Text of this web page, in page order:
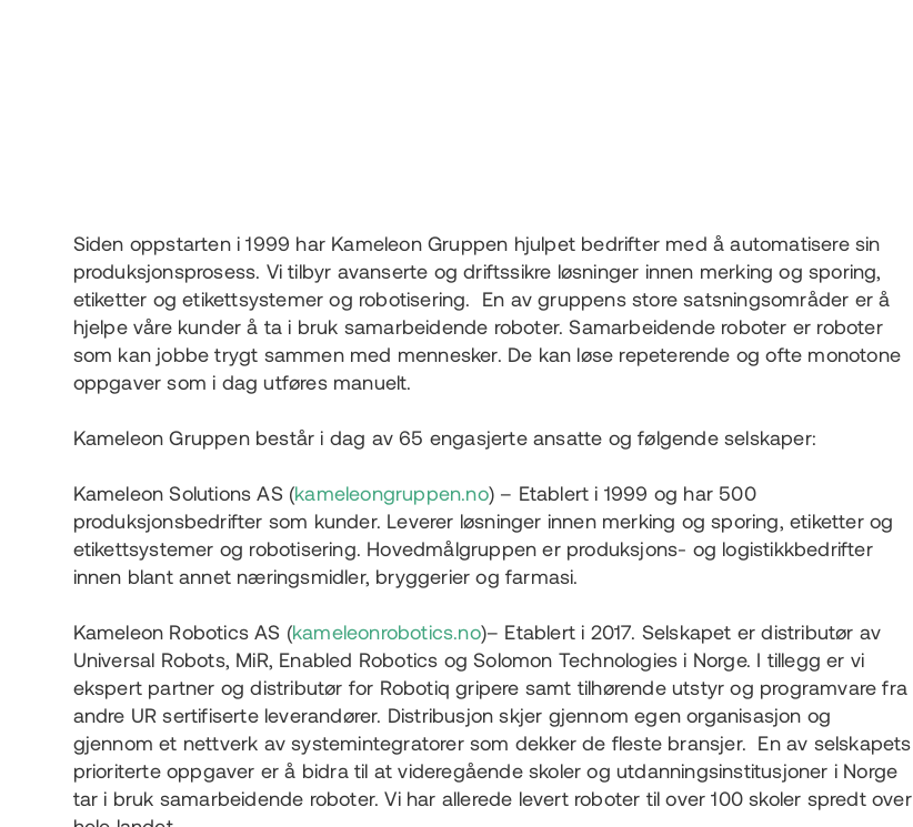
Siden oppstarten i 1999 har Kameleon Gruppen hjulpet bedrifter med å automatisere sin
produksjonsprosess. Vi tilbyr avanserte og driftssikre løsninger innen merking og sporing,
etiketter og etikettsystemer og robotisering. En av gruppens store satsningsområder er å
hjelpe våre kunder å ta i bruk samarbeidende roboter. Samarbeidende roboter er roboter
som kan jobbe trygt sammen med mennesker. De kan løse repeterende og ofte monotone
oppgaver som i dag utføres manuelt.
Kameleon Gruppen består i dag av 65 engasjerte ansatte og følgende selskaper:
Kameleon Solutions AS (kameleongruppen.no) – Etablert i 1999 og har 500
produksjonsbedrifter som kunder. Leverer løsninger innen merking og sporing, etiketter og
etikettsystemer og robotisering. Hovedmålgruppen er produksjons- og logistikkbedrifter
innen blant annet næringsmidler, bryggerier og farmasi.
Kameleon Robotics AS (kameleonrobotics.no)– Etablert i 2017. Selskapet er distributør av
Universal Robots, MiR, Enabled Robotics og Solomon Technologies i Norge. I tillegg er vi
ekspert partner og distributør for Robotiq gripere samt tilhørende utstyr og programvare fra
andre UR sertifiserte leverandører. Distribusjon skjer gjennom egen organisasjon og
gjennom et nettverk av systemintegratorer som dekker de fleste bransjer. En av selskapets
prioriterte oppgaver er å bidra til at videregående skoler og utdanningsinstitusjoner i Norge
tar i bruk samarbeidende roboter. Vi har allerede levert roboter til over 100 skoler spredt over